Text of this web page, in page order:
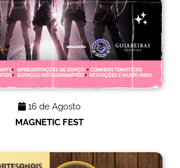
16 de Agosto
MAGNETIC FEST